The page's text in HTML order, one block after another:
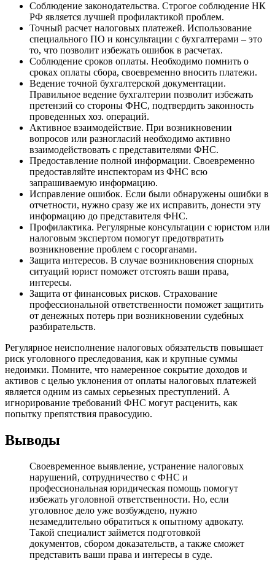
Соблюдение законодательства. Строгое соблюдение НК
РФ является лучшей профилактикой проблем.
Точный расчет налоговых платежей. Использование
специального ПО и консультации с бухгалтерами – это
то, что позволит избежать ошибок в расчетах.
Соблюдение сроков оплаты. Необходимо помнить о
сроках оплаты сбора, своевременно вносить платежи.
Ведение точной бухгалтерской документации.
Правильное ведение бухгалтерии позволит избежать
претензий со стороны ФНС, подтвердить законность
проведенных хоз. операций.
Активное взаимодействие. При возникновении
вопросов или разногласий необходимо активно
взаимодействовать с представителями ФНС.
Предоставление полной информации. Своевременно
предоставляйте инспекторам из ФНС всю
запрашиваемую информацию.
Исправление ошибок. Если были обнаружены ошибки в
отчетности, нужно сразу же их исправить, донести эту
информацию до представителя ФНС.
Профилактика. Регулярные консультации с юристом или
налоговым экспертом помогут предотвратить
возникновение проблем с госорганами.
Защита интересов. В случае возникновения спорных
ситуаций юрист поможет отстоять ваши права,
интересы.
Защита от финансовых рисков. Страхование
профессиональной ответственности поможет защитить
от денежных потерь при возникновении судебных
разбирательств.
Регулярное неисполнение налоговых обязательств повышает
риск уголовного преследования, как и крупные суммы
недоимки. Помните, что намеренное сокрытие доходов и
активов с целью уклонения от оплаты налоговых платежей
является одним из самых серьезных преступлений. А
игнорирование требований ФНС могут расценить, как
попытку препятствия правосудию.
Выводы
Своевременное выявление, устранение налоговых
нарушений, сотрудничество с ФНС и
профессиональная юридическая помощь помогут
избежать уголовной ответственности. Но, если
уголовное дело уже возбуждено, нужно
незамедлительно обратиться к опытному адвокату.
Такой специалист займется подготовкой
документов, сбором доказательств, а также сможет
представить ваши права и интересы в суде.